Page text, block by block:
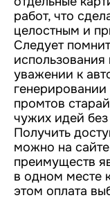
работ, что
целостным и
Следует
уважении к
промтов
чужих идей без
Получить
можно на
преимуществ
в одном месте
этом оплата